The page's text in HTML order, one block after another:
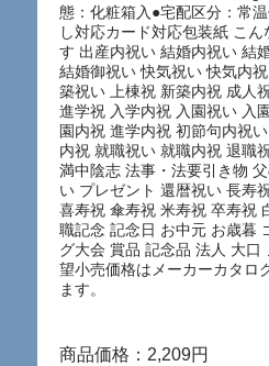
態：化粧箱入●宅配区分：常
し対応カード対応包装紙 こ
す 出産内祝い 結婚内祝い 結
結婚御祝い 快気祝い 快気内
築祝い 上棟祝 新築内祝 成人
進学祝 入学内祝 入園祝い 入
園内祝 進学内祝 初節句内祝
内祝 就職祝い 就職内祝 退職
満中陰志 法事・法要引き物
い プレゼント 還暦祝い 長寿
喜寿祝 傘寿祝 米寿祝 卒寿祝
職記念 記念日 お中元 お歳暮
グ大会 賞品 記念品 法人 大口
望小売価格はメーカーカタロ
ます。
商品価格：2,209円